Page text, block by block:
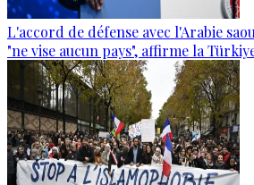
L'accord de défense avec l'Arabie
"ne vise aucun pays", affirme la